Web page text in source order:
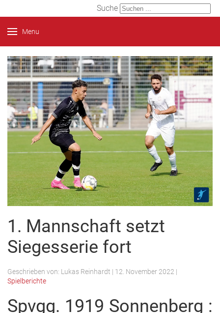
Suche
Menu
1. Mannschaft setzt
Siegesserie fort
Geschrieben von: Lukas Reinhardt | 12. November 2022 |
Spielberichte
Spvgg. 1919 Sonnenberg :